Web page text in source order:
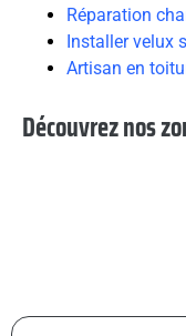
Réparation
Installer velux
Artisan en
Découvrez nos